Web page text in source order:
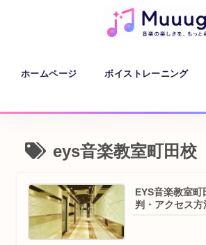
ホームページ ボイストレーニング
eys音楽教室町田校
EYS音楽教室
判・アクセス方